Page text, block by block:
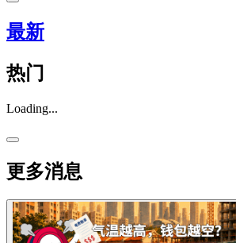
最新
热门
Loading...
更多消息